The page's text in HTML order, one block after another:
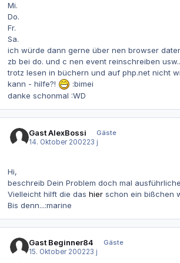
Mi.
Do.
Fr.
Sa.
ich würde dann gerne über nen browser
zb bei do. und c nen event reinschreiben
trotz lesen in büchern und auf php.net nicht
kann - hilfe?!
:bimei
danke schonmal :WD
Gast AlexBossi
Gäste
14. Oktober 200223 j
Hi,
beschreib Dein Problem doch mal
Vielleicht hilft die das hier schon ein bißchen
Bis denn...:marine
Gast Beginner84
Gäste
15. Oktober 200223 j